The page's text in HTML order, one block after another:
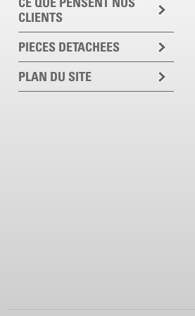
CLIENTS
PIECES DETACHEES
PLAN DU SITE